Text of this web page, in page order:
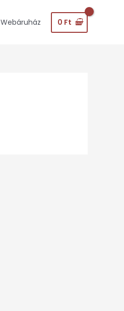
Webáruház 0 Ft